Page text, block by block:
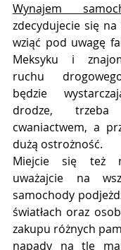
Wynajem
zdecydujecie się
wziąć pod uwagę
Meksyku i
ruchu
będzie
drodze,
cwaniactwem, a
dużą ostrożność.
Miejcie się też
uważajcie na
samochody
światłach oraz
zakupu różnych
napady na tle